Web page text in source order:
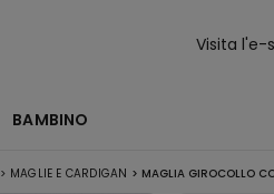
Visita l'e-
BAMBINO
> MAGLIE E CARDIGAN > MAGLIA GIROCOLLO